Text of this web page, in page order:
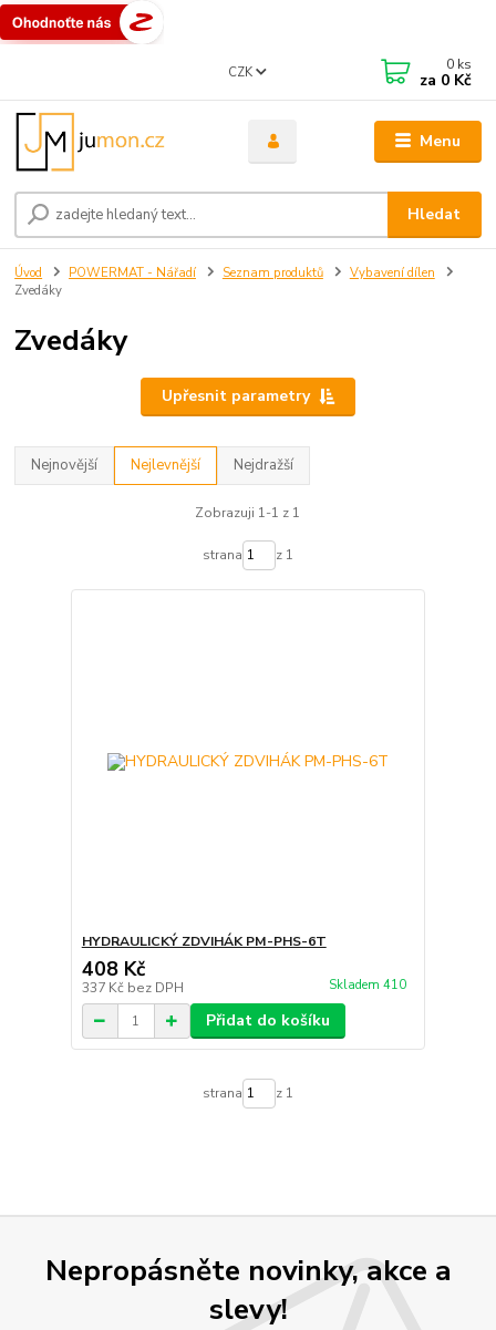
Menu
CZK
Hledat
0 ks
za 0 Kč
Úvod POWERMAT - Nářadí Seznam produktů
Vybavení dílen
Zvedáky
Zvedáky
Upřesnit parametry
Nejnovější Nejlevnější Nejdražší
Zobrazuji 1-1 z 1
strana z 1
HYDRAULICKÝ ZDVIHÁK PM-PHS-6T
408 Kč
337 Kč bez DPH Skladem 410
Přidat do košíku
strana z 1
Nepropásněte novinky, akce a
slevy!